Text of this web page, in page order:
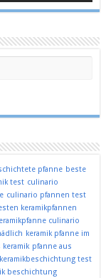
pfanne beste
test culinario
culinario pfannen test
keramikpfannen
culinario
keramik pfanne im
keramik pfanne aus
test
beschichtung